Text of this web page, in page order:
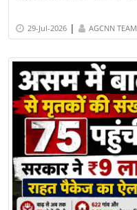
29-Jul-2026 | AGCNN TEAM